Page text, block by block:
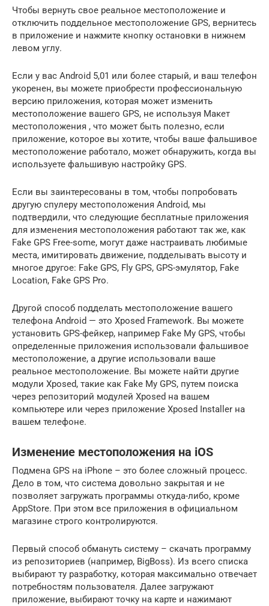
Чтобы вернуть свое реальное местоположение и
отключить поддельное местоположение GPS, вернитесь
в приложение и нажмите кнопку остановки в нижнем
левом углу.
Если у вас Android 5,01 или более старый, и ваш телефон
укоренен, вы можете приобрести профессиональную
версию приложения, которая может изменить
местоположение вашего GPS, не используя Макет
местоположения , что может быть полезно, если
приложение, которое вы хотите, чтобы ваше фальшивое
местоположение работало, может обнаружить, когда вы
используете фальшивую настройку GPS.
Если вы заинтересованы в том, чтобы попробовать
другую спулеру местоположения Android, мы
подтвердили, что следующие бесплатные приложения
для изменения местоположения работают так же, как
Fake GPS Free-some, могут даже настраивать любимые
места, имитировать движение, подделывать высоту и
многое другое: Fake GPS, Fly GPS, GPS-эмулятор, Fake
Location, Fake GPS Pro.
Другой способ подделать местоположение вашего
телефона Android — это Xposed Framework. Вы можете
установить GPS-фейкер, например Fake My GPS, чтобы
определенные приложения использовали фальшивое
местоположение, а другие использовали ваше
реальное местоположение. Вы можете найти другие
модули Xposed, такие как Fake My GPS, путем поиска
через репозиторий модулей Xposed на вашем
компьютере или через приложение Xposed Installer на
вашем телефоне.
Изменение местоположения на iOS
Подмена GPS на iPhone – это более сложный процесс.
Дело в том, что система довольно закрытая и не
позволяет загружать программы откуда-либо, кроме
AppStore. При этом все приложения в официальном
магазине строго контролируются.
Первый способ обмануть систему – скачать программу
из репозиториев (например, BigBoss). Из всего списка
выбирают ту разработку, которая максимально отвечает
потребностям пользователя. Далее загружают
приложение, выбирают точку на карте и нажимают